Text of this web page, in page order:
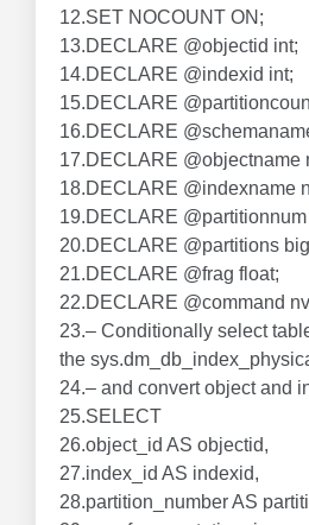
12.SET NOCOUNT ON;
13.DECLARE @objectid int;
14.DECLARE @indexid int;
15.DECLARE
16.DECLARE
17.DECLARE @objectname
18.DECLARE @indexname
19.DECLARE
20.DECLARE @partitions
21.DECLARE @frag float;
22.DECLARE @command
23.– Conditionally select
the
24.– and convert object and
25.SELECT
26.object_id AS objectid,
27.index_id AS indexid,
28.partition_number AS